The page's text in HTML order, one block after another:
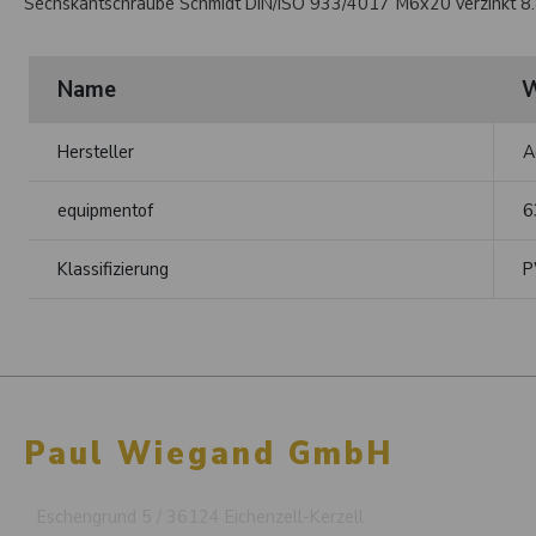
Name
Hersteller
equipmentof
Klassifizierung
Paul Wiegand GmbH